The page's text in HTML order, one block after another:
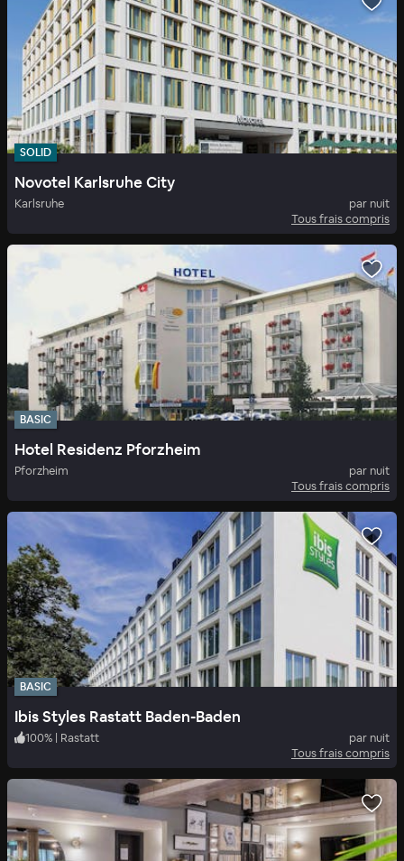
SOLID
Novotel Karlsruhe City
Karlsruhe
par nuit
Tous frais compris
BASIC
Hotel Residenz Pforzheim
Pforzheim
par nuit
Tous frais compris
BASIC
Ibis Styles Rastatt Baden-Baden
100% | Rastatt
par nuit
Tous frais compris